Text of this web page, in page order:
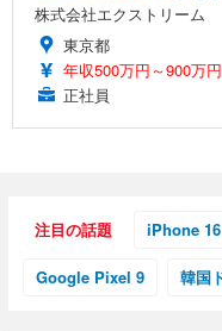
株式会社エクストリーム
東京都
年収500万円～900万円
正社員
注目の話題 iPhone 16
Google Pixel 9 韓国